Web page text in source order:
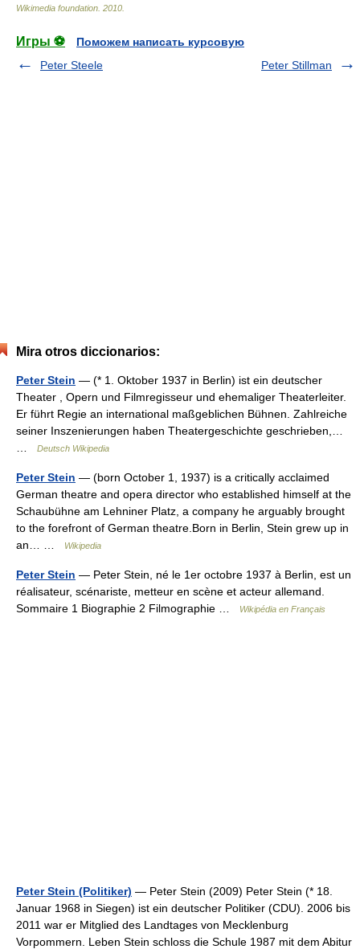
Wikimedia foundation 2010
Игры ⚽
Поможем написать курсовую
Peter Steele
Peter Stillman
Mira otros diccionarios:
Peter Stein — (* 1. Oktober 1937 in Berlin) ist ein deutscher
Theater , Opern und Filmregisseur und ehemaliger Theaterleiter.
Er führt Regie an international maßgeblichen Bühnen. Zahlreiche
seiner Inszenierungen haben Theatergeschichte geschrieben,…
Deutsch Wikipedia
Peter Stein — (born October 1, 1937) is a critically acclaimed
German theatre and opera director who established himself at the
Schaubühne am Lehniner Platz, a company he arguably brought
to the forefront of German theatre.Born in Berlin, Stein grew up in
an… …
Wikipedia
Peter Stein — Peter Stein, né le 1er octobre 1937 à Berlin, est un
réalisateur, scénariste, metteur en scène et acteur allemand.
Sommaire 1 Biographie 2 Filmographie …
Wikipédia en Français
Peter Stein (Politiker) — Peter Stein (2009) Peter Stein (* 18.
Januar 1968 in Siegen) ist ein deutscher Politiker (CDU). 2006 bis
2011 war er Mitglied des Landtages von Mecklenburg
Vorpommern. Leben Stein schloss die Schule 1987 mit dem Abitur